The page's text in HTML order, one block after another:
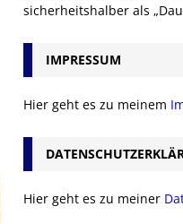
sicherheitshalber als
IMPRESSUM
Hier geht es zu meinem
Hier geht es zu meiner